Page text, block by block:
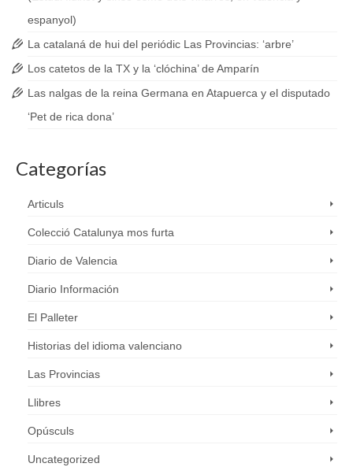
espanyol)
La catalaná de hui del periódic Las Provincias: ‘arbre’
Los catetos de la TX y la ‘clóchina’ de Amparín
Las nalgas de la reina Germana en Atapuerca y el disputado
‘Pet de rica dona’
Categorías
Articuls
Colecció Catalunya mos furta
Diario de Valencia
Diario Información
El Palleter
Historias del idioma valenciano
Las Provincias
Llibres
Opúsculs
Uncategorized